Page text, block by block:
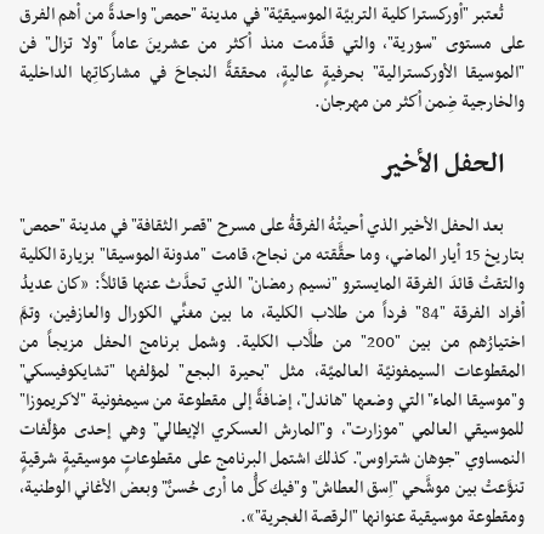
تُعتبر "أوركسترا كلية التربيّة الموسيقيّة" في مدينة "حمص" واحدةً من أهم الفرق
على مستوى "سورية"، والتي قدَّمت منذ أكثر من عشرينَ عاماً "ولا تزال" فن
"الموسيقا الأوركسترالية" بحرفيةٍ عاليةٍ، محققةً النجاحَ في مشاركاتِها الداخلية
والخارجية ضِمن أكثر من مهرجان.
الحفل الأخير
بعد الحفل الأخير الذي أحيتْهُ الفرقةُ على مسرح "قصر الثقافة" في مدينة "حمص"
بتاريخ 15 أيار الماضي، وما حقَّقته من نجاح، قامت "مدونة الموسيقا" بزيارة الكلية
والتقتْ قائدَ الفرقة المايسترو "نسيم رمضان" الذي تحدَّث عنها قائلاً: «كان عديدُ
أفراد الفرقة "84" فرداً من طلاب الكلية، ما بين مغنِّي الكورال والعازفين، وتمَّ
اختيارُهم من بين "200" من طلَّاب الكلية. وشمل برنامج الحفل مزيجاً من
المقطوعات السيمفونيّة العالميّة، مثل "بحيرة البجع" لمؤلفها "تشايكوفيسكي"
و"موسيقا الماء" التي وضعها "هاندل"، إضافةً إلى مقطوعة من سيمفونية "لاكريموزا"
للموسيقي العالمي "موزارت"، و"المارش العسكري الإيطالي" وهي إحدى مؤلّفات
النمساوي "جوهان شتراوس". كذلك اشتمل البرنامج على مقطوعاتٍ موسيقيةٍ شرقيةٍ
تنوَّعتْ بين موشَّحي "اِسق العطاش" و"فيك كلُّ ما أرى حُسنٌ" وبعض الأغاني الوطنية،
ومقطوعة موسيقية عنوانها "الرقصة الغجرية"».